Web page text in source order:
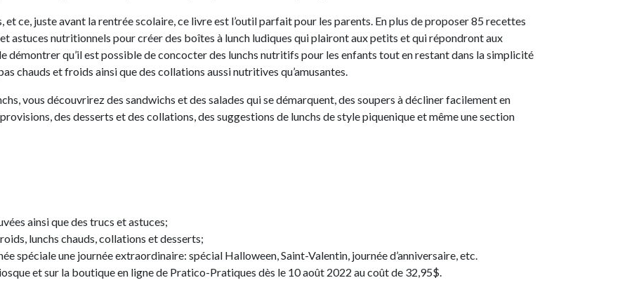
ce, juste avant la rentrée scolaire, ce livre est l’outil parfait pour les parents. En plus de proposer 85 recettes
astuces nutritionnels pour créer des boîtes à lunch ludiques qui plairont aux petits et qui répondront aux
démontrer qu’il est possible de concocter des lunchs nutritifs pour les enfants tout en restant dans la simplicité
chauds et froids ainsi que des collations aussi nutritives qu’amusantes.
vous découvrirez des sandwichs et des salades qui se démarquent, des soupers à décliner facilement en
des desserts et des collations, des suggestions de lunchs de style piquenique et même une section
ainsi que des trucs et astuces;
lunchs chauds, collations et desserts;
spéciale une journée extraordinaire: spécial Halloween, Saint-Valentin, journée d’anniversaire, etc.
et sur la boutique en ligne de Pratico-Pratiques dès le 10 août 2022 au coût de 32,95$.